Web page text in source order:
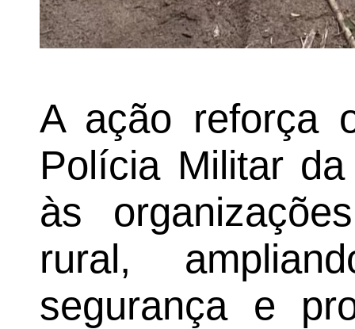
A ação reforça
Polícia Militar
às
rural,
segurança e